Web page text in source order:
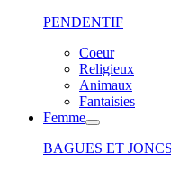
PENDENTIF
Coeur
Religieux
Animaux
Fantaisies
Femme
BAGUES ET JONCS